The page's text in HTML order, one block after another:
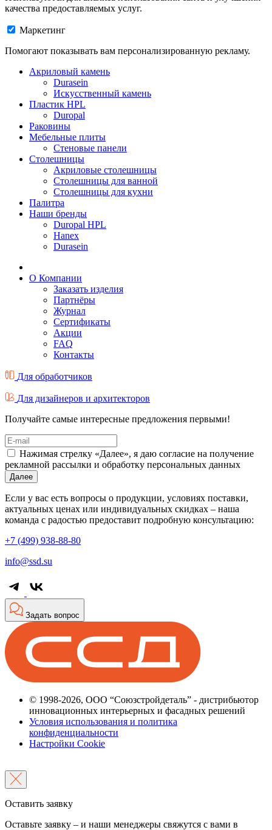
качества предоставляемых услуг.
Маркетинг
Помогают показывать вам персонализированную рекламу.
Акриловый камень
Durasein
Искусственный камень
Пластик HPL
Duropal
Раковины
Мебельные плиты
Стеновые панели
Столешницы
Акриловые столешницы
Столешницы для ванной
Столешницы для кухни
Палитра
Наши бренды
Duropal HPL
Hanex
Durasein
О Компании
Заказать изделия
Партнёры
Журнал
Cертификаты
Акции
FAQ
Контакты
Для обработчиков
Для дизайнеров и архитекторов
Получайте самые интересные предложения первыми!
Нажимая стрелку «Далее», я даю согласие на получение
рекламной рассылки и обработку персональных данных
Далее
Если у вас есть вопросы о продукции, условиях поставки,
актуальных ценах или индивидуальных скидках – наша
команда с радостью предоставит подробную консультацию:
+7 (499) 938-88-80
info@ssd.su
Задать вопрос
© 1998-2026, ООО “Союзстройдеталь” - дистрибьютор
инновационных интерьерных и фасадных решений
Условия использования и политика
конфиденциальности
Настройки Cookie
Оставить заявку
Оставьте заявку – и наши менеджеры свяжутся с вами в